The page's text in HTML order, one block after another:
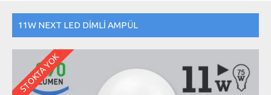
11W NEXT LED DİMLİ AMPÜL
STOKTA YOK